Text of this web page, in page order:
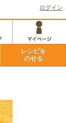
ログイン
レシピを
のせる